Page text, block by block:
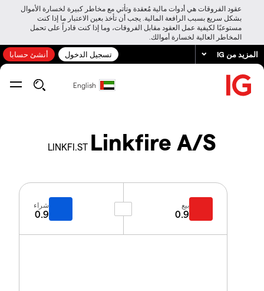
عقود الفروقات هي أدوات مالية مُعقدة وتأتي مع مخاطر كبيرة لخسارة الأموال
بشكل سريع بسبب الرافعة المالية. يجب أن تأخذ بعين الاعتبار ما إذا كنت
مستوعبًا لكيفية عمل العقود مقابل الفروقات، وما إذا كنت قادراً على تحمل
المخاطر العالية لخسارة أموالك.
المزيد من IG تسجيل الدخول أنشئ حسابا
English
Linkfire A/S
LINKFI.ST
بيع
0.9
شراء
0.9